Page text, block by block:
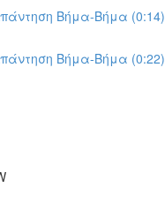
Βήμα-Βήμα (0:14)
Βήμα-Βήμα (0:22)